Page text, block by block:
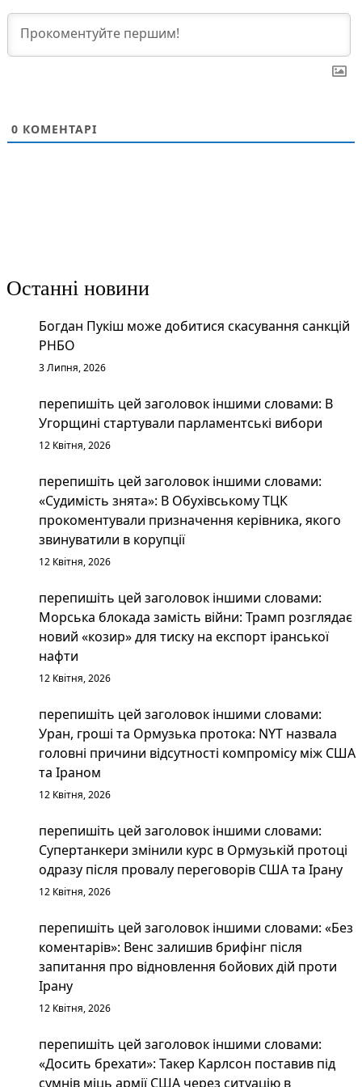
0 КОМЕНТАРІ
Останні новини
Богдан Пукіш може добитися скасування санкцій
РНБО
3 Липня, 2026
перепишіть цей заголовок іншими словами: В
Угорщині стартували парламентські вибори
12 Квітня, 2026
перепишіть цей заголовок іншими словами:
«Судимість знята»: В Обухівському ТЦК
прокоментували призначення керівника, якого
звинуватили в корупції
12 Квітня, 2026
перепишіть цей заголовок іншими словами:
Морська блокада замість війни: Трамп розглядає
новий «козир» для тиску на експорт іранської
нафти
12 Квітня, 2026
перепишіть цей заголовок іншими словами:
Уран, гроші та Ормузька протока: NYT назвала
головні причини відсутності компромісу між США
та Іраном
12 Квітня, 2026
перепишіть цей заголовок іншими словами:
Супертанкери змінили курс в Ормузькій протоці
одразу після провалу переговорів США та Ірану
12 Квітня, 2026
перепишіть цей заголовок іншими словами: «Без
коментарів»: Венс залишив брифінг після
запитання про відновлення бойових дій проти
Ірану
12 Квітня, 2026
перепишіть цей заголовок іншими словами:
«Досить брехати»: Такер Карлсон поставив під
сумнів міць армії США через ситуацію в